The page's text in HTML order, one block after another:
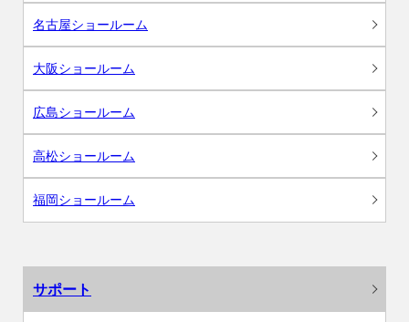
名古屋ショールーム
大阪ショールーム
広島ショールーム
高松ショールーム
福岡ショールーム
サポート